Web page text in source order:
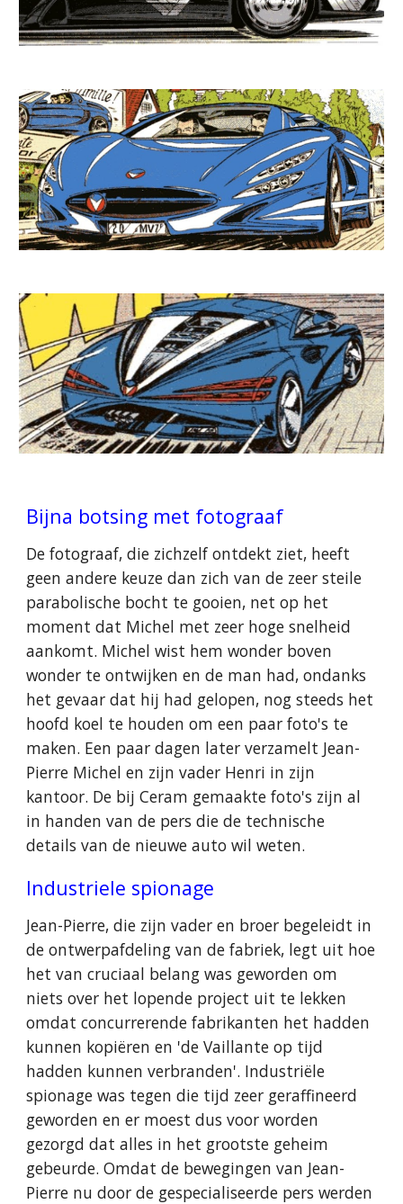
Bijna botsing met fotograaf
De fotograaf, die zichzelf ontdekt ziet, heeft
geen andere keuze dan zich van de zeer steile
parabolische bocht te gooien, net op het
moment dat Michel met zeer hoge snelheid
aankomt. Michel wist hem wonder boven
wonder te ontwijken en de man had, ondanks
het gevaar dat hij had gelopen, nog steeds het
hoofd koel te houden om een paar foto's te
maken. Een paar dagen later verzamelt Jean-
Pierre Michel en zijn vader Henri in zijn
kantoor. De bij Ceram gemaakte foto's zijn al
in handen van de pers die de technische
details van de nieuwe auto wil weten.
Industriele spionage
Jean-Pierre, die zijn vader en broer begeleidt in
de ontwerpafdeling van de fabriek, legt uit hoe
het van cruciaal belang was geworden om
niets over het lopende project uit te lekken
omdat concurrerende fabrikanten het hadden
kunnen kopiëren en 'de Vaillante op tijd
hadden kunnen verbranden'. Industriële
spionage was tegen die tijd zeer geraffineerd
geworden en er moest dus voor worden
gezorgd dat alles in het grootste geheim
gebeurde. Omdat de bewegingen van Jean-
Pierre nu door de gespecialiseerde pers werden